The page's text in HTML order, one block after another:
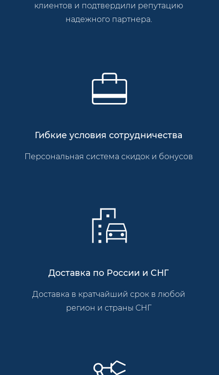
клиентов и подтвердили репутацию
надежного партнера.
Гибкие условия сотрудничества
Персональная система скидок и бонусов
Доставка по России и СНГ
Доставка в кратчайший срок в любой
регион и страны СНГ